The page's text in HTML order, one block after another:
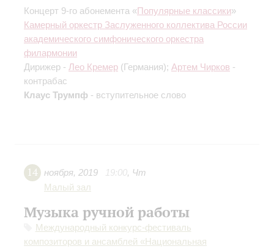
Концерт 9-го абонемента «Популярные классики»
Камерный оркестр Заслуженного коллектива России
академического симфонического оркестра
филармонии
Дирижер - Лео Кремер (Германия); Артем Чирков -
контрабас
Клаус Трумпф - вступительное слово
14 ноября, 2019 19:00, Чт
Малый зал
Музыка ручной работы
Международный конкурс-фестиваль
композиторов и ансамблей «Национальная